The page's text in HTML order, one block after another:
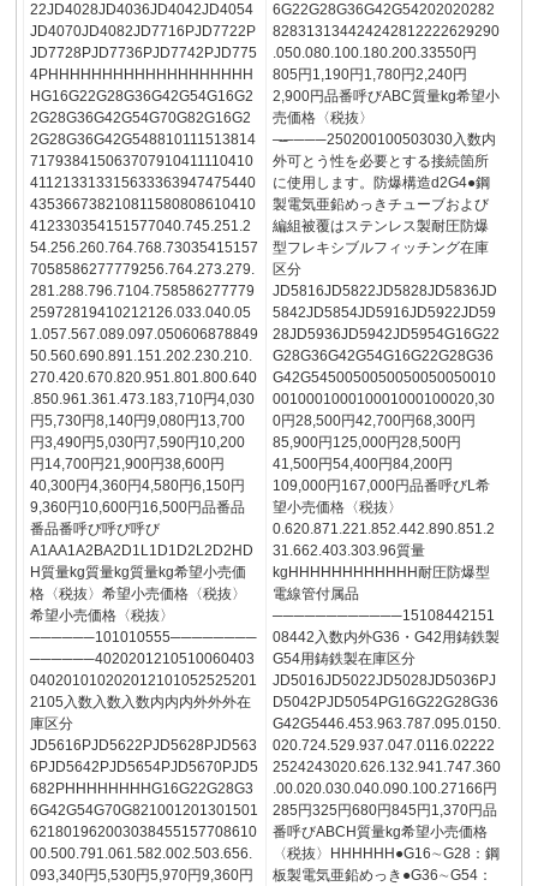
22JD4028JD4036JD4042JD4054
JD4070JD4082JD7716PJD7722P
JD7728PJD7736PJD7742PJD775
4PHHHHHHHHHHHHHHHHHHH
HG16G22G28G36G42G54G16G2
2G28G36G42G54G70G82G16G2
2G28G36G42G548810111513814
717938415063707910411110410
411213313315633363947475440
435366738210811580808610410
412330354151577040.745.251.2
54.256.260.764.768.73035415157
7058586277779256.764.273.279.
281.288.796.7104.758586277779
25972819410212126.033.040.05
1.057.567.089.097.050606878849
50.560.690.891.151.202.230.210.
270.420.670.820.951.801.800.640
.850.961.361.473.183,710円4,030
円5,730円8,140円9,080円13,700
円3,490円5,030円7,590円10,200
円14,700円21,900円38,600円
40,300円4,360円4,580円6,150円
9,360円10,600円16,500円品番品
番品番呼び呼び呼び
A1AA1A2BA2D1L1D1D2L2D2HD
H質量kg質量kg質量kg希望小売価
格〈税抜〉希望小売価格〈税抜〉
希望小売価格〈税抜〉
──────101010555────────
──────4020201210510060403
040201010202012101052525201
2105入数入数入数内内内外外外在
庫区分
JD5616PJD5622PJD5628PJD563
6PJD5642PJD5654PJD5670PJD5
682PHHHHHHHHG16G22G28G3
6G42G54G70G821001201301501
621801962003038455157708610
00.500.791.061.582.002.503.656.
093,340円5,530円5,970円9,360円
6G22G28G36G42G54202020282
828313134424242812222629290
.050.080.100.180.200.33550円
805円1,190円1,780円2,240円
2,900円品番呼びABC質量kg希望小
売価格〈税抜〉
─̶────250200100503030入数内
外可とう性を必要とする接続箇所
に使用します。防爆構造d2G4●鋼
製電気亜鉛めっきチューブおよび
編組被覆はステンレス製耐圧防爆
型フレキシブルフィッチング在庫
区分
JD5816JD5822JD5828JD5836JD
5842JD5854JD5916JD5922JD59
28JD5936JD5942JD5954G16G22
G28G36G42G54G16G22G28G36
G42G5450050050050050050010
001000100010001000100020,30
0円28,500円42,700円68,300円
85,900円125,000円28,500円
41,500円54,400円84,200円
109,000円167,000円品番呼びL希
望小売価格〈税抜〉
0.620.871.221.852.442.890.851.2
31.662.403.303.96質量
kgHHHHHHHHHHHH耐圧防爆型
電線管付属品
────────────15108442151
08442入数内外G36・G42用鋳鉄製
G54用鋳鉄製在庫区分
JD5016JD5022JD5028JD5036PJ
D5042PJD5054PG16G22G28G36
G42G5446.453.963.787.095.0150.
020.724.529.937.047.0116.02222
2524243020.626.132.941.747.360
.00.020.030.040.090.100.27166円
285円325円680円845円1,370円品
番呼びABCH質量kg希望小売価格
〈税抜〉HHHHHH●G16∼G28：鋼
板製電気亜鉛めっき●G36∼G54：